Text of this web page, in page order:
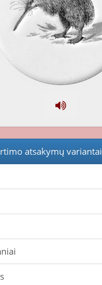
atsakymų variantai